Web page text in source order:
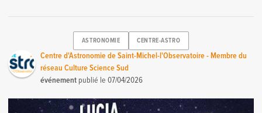
ASTRONOMIE CENTRE-ASTRO
Centre d'Astronomie de Saint-Michel-l'Observatoire - Membre du
réseau Culture Science Sud
événement publié le07/04/2026